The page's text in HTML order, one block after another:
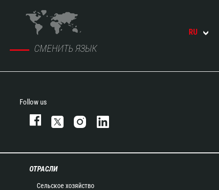
СМЕНИТЬ ЯЗЫК
RU
Follow us
ОТРАСЛИ
Сельское хозяйство